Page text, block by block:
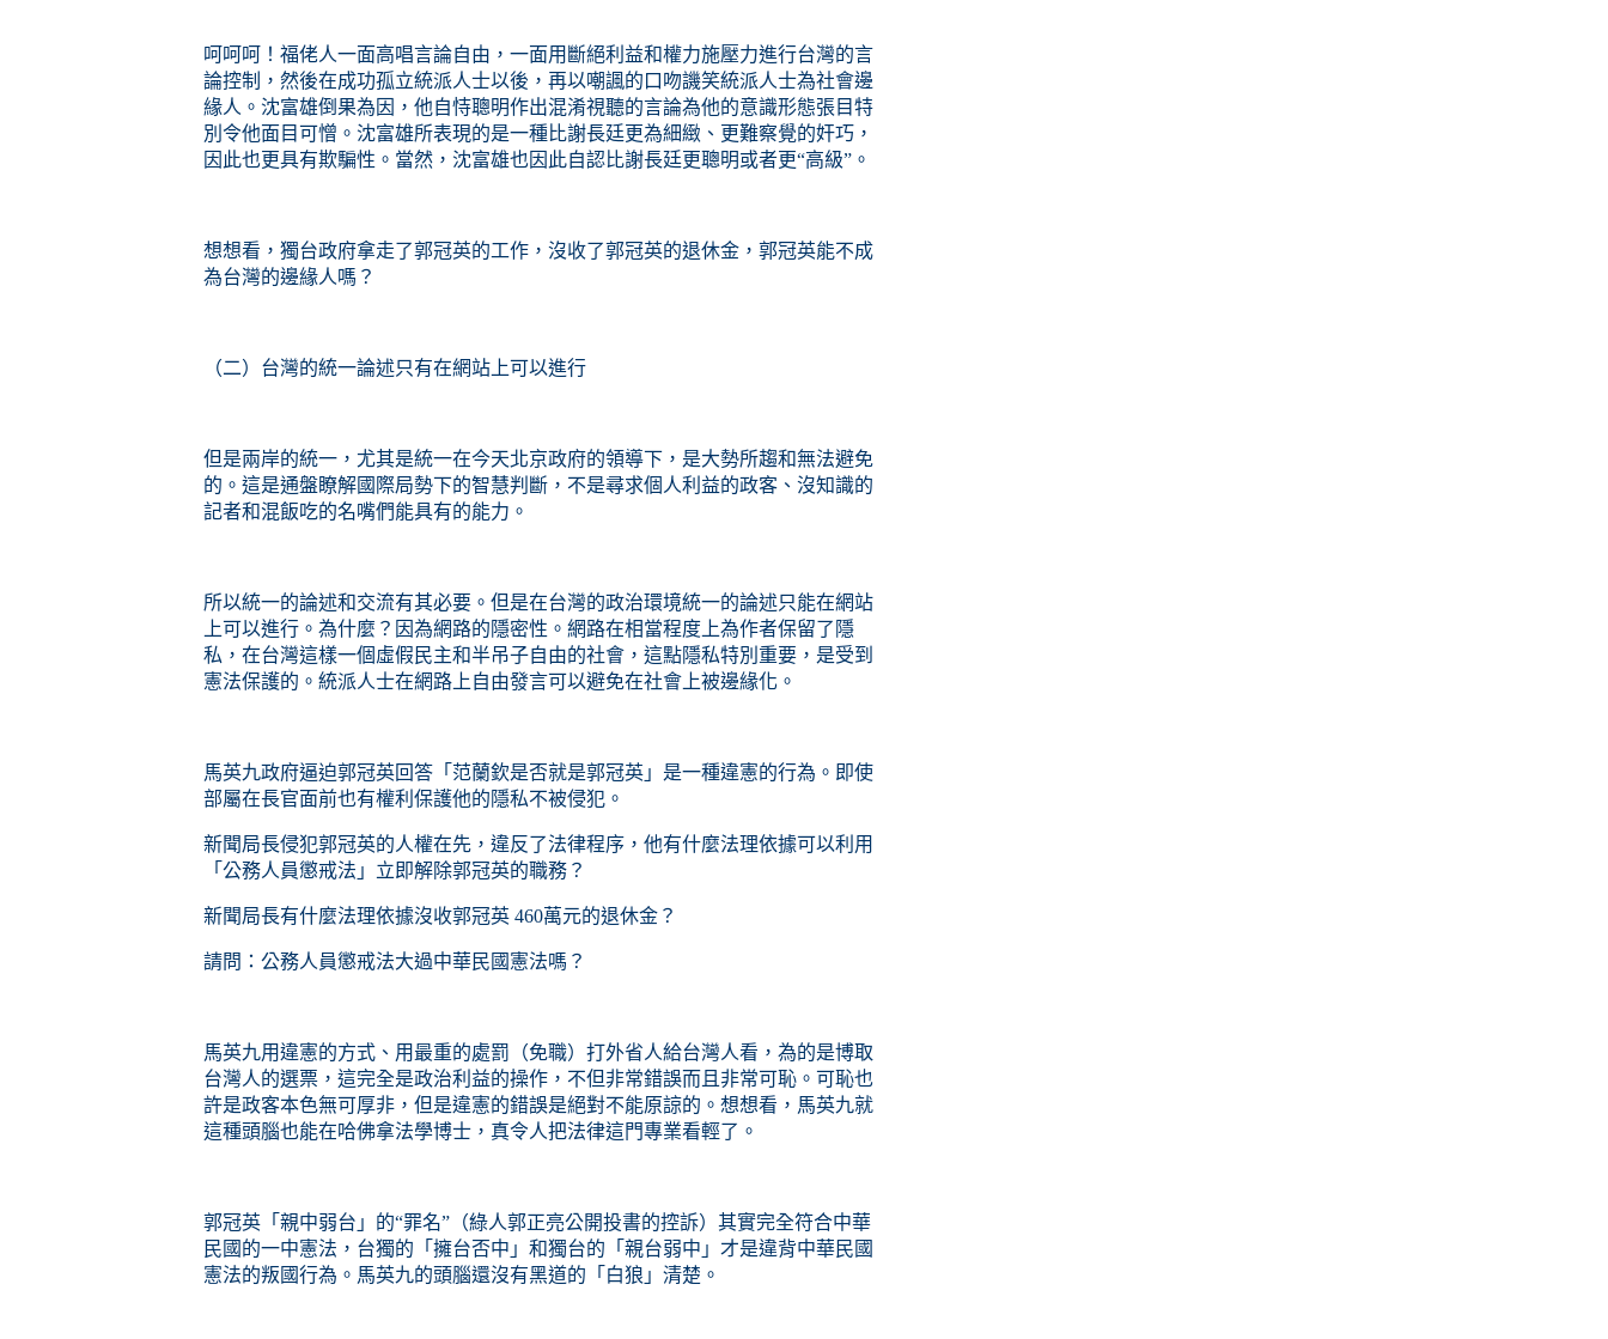
呵呵呵！福佬人一面高唱言論自由，一面用斷絕利益和權力施壓力進行台灣的言
論控制，然後在成功孤立統派人士以後，再以嘲諷的口吻譏笑統派人士為社會邊
緣人。沈富雄倒果為因，他自恃聰明作出混淆視聽的言論為他的意識形態張目特
別令他面目可憎。沈富雄所表現的是一種比謝長廷更為細緻、更難察覺的奸巧，
因此也更具有欺騙性。當然，沈富雄也因此自認比謝長廷更聰明或者更“高級”。
想想看， 獨台政府拿走了郭冠英的工作，沒收了郭冠英的退休金，郭冠英能不成
為台灣的邊緣人嗎？
（二）台灣的統一論述只有在網站上可以進行
但是兩岸的統一，尤其是統一在今天北京政府的領導下，是大勢所趨和無法避免
的。這是通盤瞭解國際局勢下的智慧判斷，不是尋求個人利益的政客、沒知識的
記者和混飯吃的名嘴們能具有的能力。
所以統一的論述和交流有其必要。但是在台灣的政治環境統一的論述只能在網站
上可以進行。為什麼？因為網路的隱密性。網路在相當程度上為作者保留了隱
私，在台灣這樣一個虛假民主和半吊子自由的社會，這點隱私特別重要，是受到
憲法保護的。統派人士在網路上自由發言可以避免在社會上被邊緣化。
馬英九政府逼迫郭冠英回答「范蘭欽是否就是郭冠英」是一種違憲的行為。即使
部屬在長官面前也有權利保護他的隱私不被侵犯。
新聞局長侵犯郭冠英的人權在先，違反了法律程序，他有什麼法理依據可以利用
「公務人員懲戒法」立即解除郭冠英的職務？
新聞局長有什麼法理依據沒收郭冠英 460萬元的退休金？
請問：公務人員懲戒法大過中華民國憲法嗎？
馬英九用違憲的方式、用最重的處罰（免職）打外省人給台灣人看，為的是博取
台灣人的選票，這完全是政治利益的操作，不但非常錯誤而且非常可恥。可恥也
許是政客本色無可厚非，但是違憲的錯誤是絕對不能原諒的。想想看，馬英九就
這種頭腦也能在哈佛拿法學博士，真令人把法律這門專業看輕了。
郭冠英「親中弱台」的“罪名”（綠人郭正亮公開投書的控訴）其實完全符合中華
民國的一中憲法，台獨的「擁台否中」和獨台的「親台弱中」才是違背中華民國
憲法的叛國行為。馬英九的頭腦還沒有黑道的「白狼」清楚。